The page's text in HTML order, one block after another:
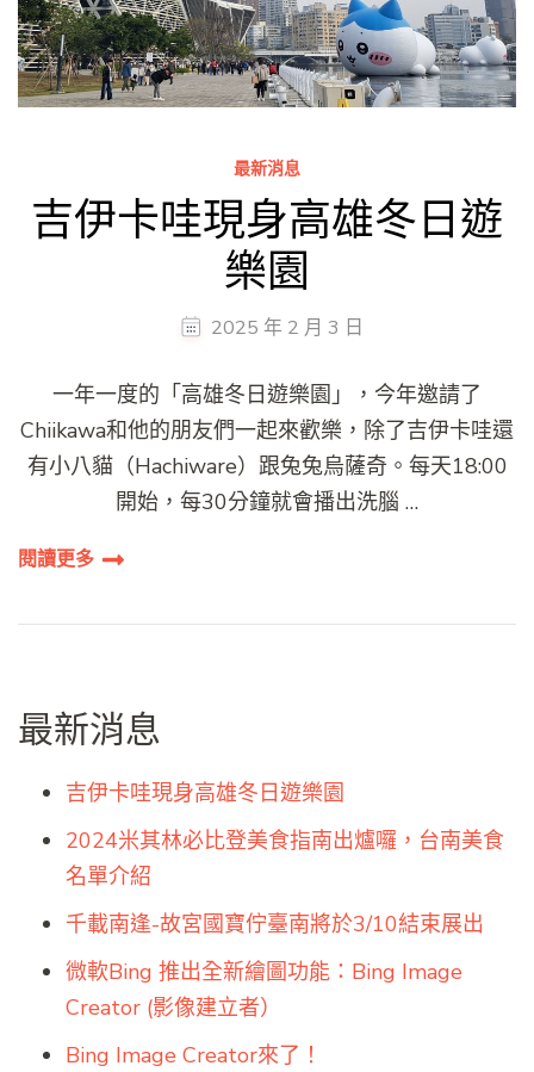
最新消息
吉伊卡哇現身高雄冬日遊
樂園
2025 年 2 月 3 日
一年一度的「高雄冬日遊樂園」，今年邀請了
Chiikawa和他的朋友們一起來歡樂，除了吉伊卡哇還
有小八貓（Hachiware）跟兔兔烏薩奇。每天18:00
開始，每30分鐘就會播出洗腦 …
閱讀更多
最新消息
吉伊卡哇現身高雄冬日遊樂園
2024米其林必比登美食指南出爐囉，台南美食
名單介紹
千載南逢-故宮國寶佇臺南將於3/10結束展出
微軟Bing 推出全新繪圖功能：Bing Image
Creator (影像建立者）
Bing Image Creator來了！